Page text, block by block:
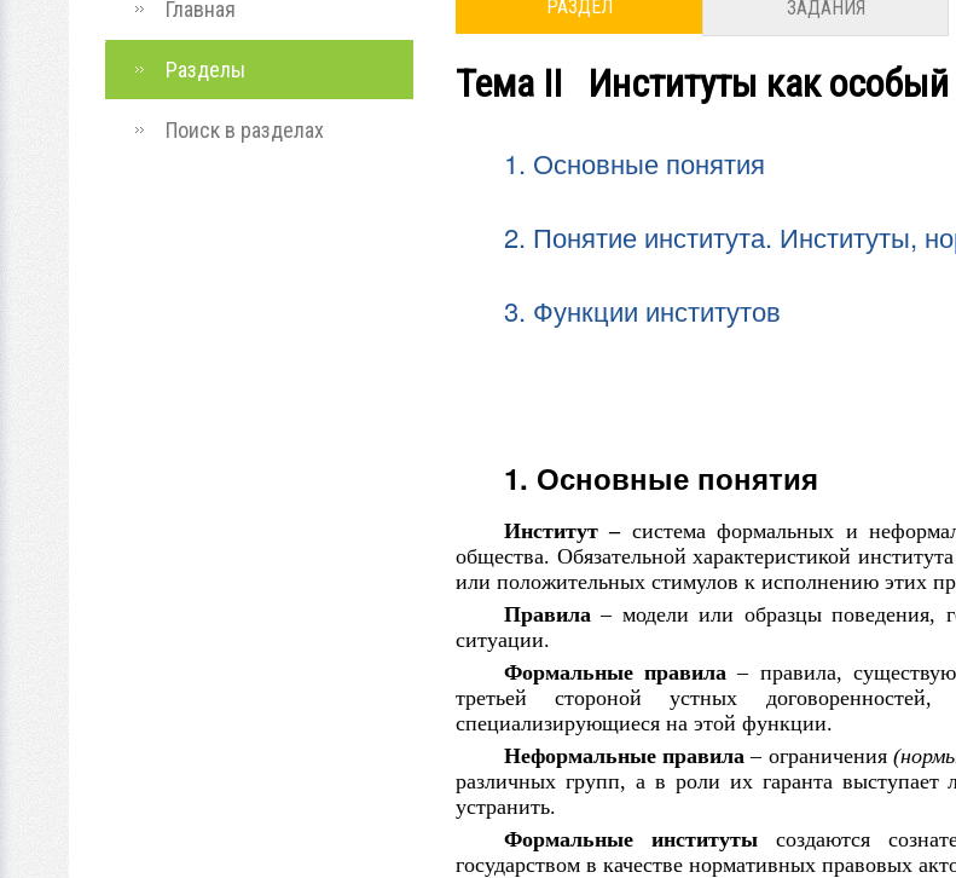
Главная
Разделы
Поиск в разделах
РАЗДЕЛ ЗАДАНИЯ
Тема II Институты как особый
1. Основные понятия
2. Понятие института. Институты,
3. Функции институтов
1. Основные понятия
Институт – система формальных и
общества. Обязательной характеристикой
или положительных стимулов к исполнению этих
Правила –модели или образцы поведения,
ситуации.
Формальные правила –правила,
третьей стороной устных договоренностей,
специализирующиеся на этой функции.
Неформальные правила –ограничения
различных групп, а в роли их гаранта
устранить.
Формальные институты создаются
государством в качестве нормативных правовых